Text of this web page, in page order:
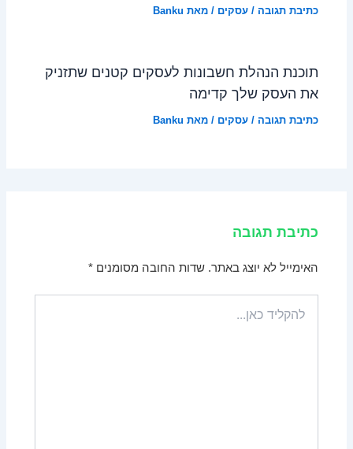
כתיבת תגובה /עסקים / מאת Banku
תוכנת הנהלת חשבונות לעסקים קטנים שתזניק
את העסק שלך קדימה
כתיבת תגובה /עסקים / מאת Banku
כתיבת תגובה
האימייל לא יוצג באתר. שדות החובה מסומנים*
כאן...